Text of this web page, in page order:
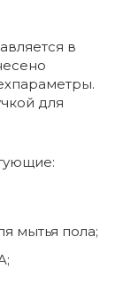
в
для
мытья пола;